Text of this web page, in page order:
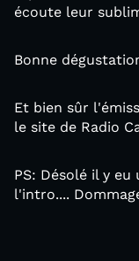
écoute leur
Bonne
Et bien sûr
le site de Radio
PS: Désolé il y
l'intro....